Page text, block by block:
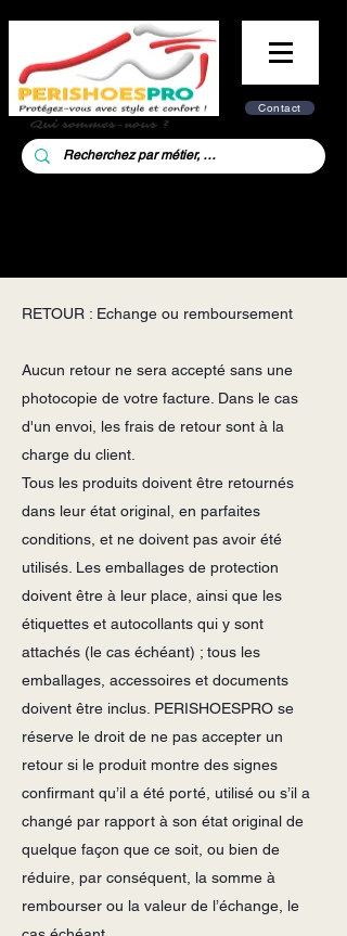
Contact
Qui sommes-nous ?
RETOUR : Echange ou remboursement
Aucun retour ne sera accepté sans une
photocopie de votre facture. Dans le cas
d'un envoi, les frais de retour sont à la
charge du client.
Tous les produits doivent être retournés
dans leur état original, en parfaites
conditions, et ne doivent pas avoir été
utilisés. Les emballages de protection
doivent être à leur place, ainsi que les
étiquettes et autocollants qui y sont
attachés (le cas échéant) ; tous les
emballages, accessoires et documents
doivent être inclus. PERISHOESPRO se
réserve le droit de ne pas accepter un
retour si le produit montre des signes
confirmant qu’il a été porté, utilisé ou s’il a
changé par rapport à son état original de
quelque façon que ce soit, ou bien de
réduire, par conséquent, la somme à
rembourser ou la valeur de l’échange, le